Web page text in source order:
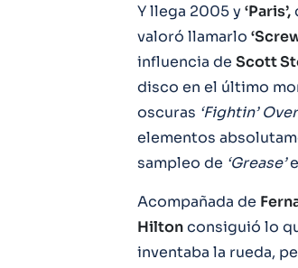
Y llega 2005 y ‘Paris’,
valoró llamarlo
influencia de Scott
disco en el último
oscuras ‘Fightin’
elementos
sampleo de ‘Grease’
Acompañada de
Hiltonconsiguió lo
inventaba la rueda,